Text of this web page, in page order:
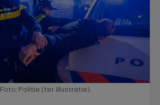
Foto: Politie (ter illustratie).